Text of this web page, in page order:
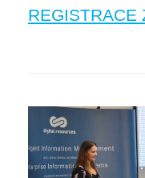
REGISTRACE